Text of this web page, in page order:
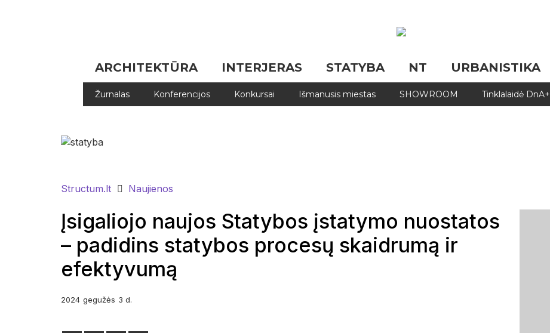
ARCHITEKTŪRA INTERJERAS STATYBA NT URBANISTIKA
Žurnalas Konferencijos Konkursai Išmanusis miestas SHOWROOM Tinklalaidė DnA+
Structum.lt Naujienos
Įsigaliojo naujos Statybos įstatymo nuostatos
– padidins statybos procesų skaidrumą ir
efektyvumą
2024 gegužės 3 d.